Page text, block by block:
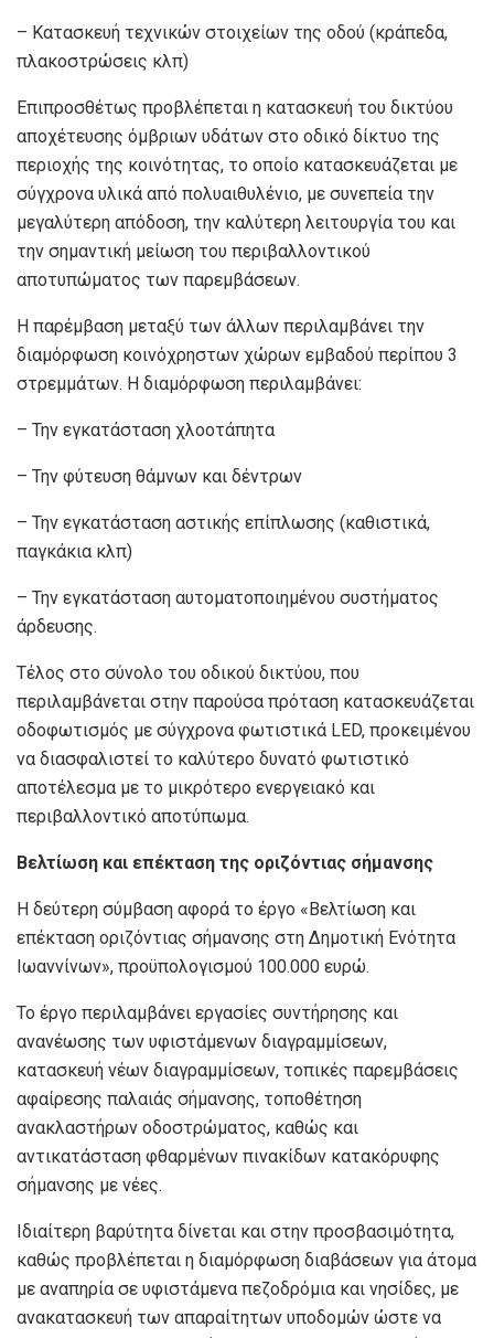
– Κατασκευή τεχνικών στοιχείων της οδού (κράπεδα,
πλακοστρώσεις κλπ)
Επιπροσθέτως προβλέπεται η κατασκευή του δικτύου
αποχέτευσης όμβριων υδάτων στο οδικό δίκτυο της
περιοχής της κοινότητας, το οποίο κατασκευάζεται με
σύγχρονα υλικά από πολυαιθυλένιο, με συνεπεία την
μεγαλύτερη απόδοση, την καλύτερη λειτουργία του και
την σημαντική μείωση του περιβαλλοντικού
αποτυπώματος των παρεμβάσεων.
Η παρέμβαση μεταξύ των άλλων περιλαμβάνει την
διαμόρφωση κοινόχρηστων χώρων εμβαδού περίπου 3
στρεμμάτων. Η διαμόρφωση περιλαμβάνει:
– Την εγκατάσταση χλοοτάπητα
– Την φύτευση θάμνων και δέντρων
– Την εγκατάσταση αστικής επίπλωσης (καθιστικά,
παγκάκια κλπ)
– Την εγκατάσταση αυτοματοποιημένου συστήματος
άρδευσης.
Τέλος στο σύνολο του οδικού δικτύου, που
περιλαμβάνεται στην παρούσα πρόταση κατασκευάζεται
οδοφωτισμός με σύγχρονα φωτιστικά LΕD, προκειμένου
να διασφαλιστεί το καλύτερο δυνατό φωτιστικό
αποτέλεσμα με το μικρότερο ενεργειακό και
περιβαλλοντικό αποτύπωμα.
Βελτίωση και επέκταση της οριζόντιας σήμανσης
Η δεύτερη σύμβαση αφορά το έργο «Βελτίωση και
επέκταση οριζόντιας σήμανσης στη Δημοτική Ενότητα
Ιωαννίνων», προϋπολογισμού 100.000 ευρώ.
Το έργο περιλαμβάνει εργασίες συντήρησης και
ανανέωσης των υφιστάμενων διαγραμμίσεων,
κατασκευή νέων διαγραμμίσεων, τοπικές παρεμβάσεις
αφαίρεσης παλαιάς σήμανσης, τοποθέτηση
ανακλαστήρων οδοστρώματος, καθώς και
αντικατάσταση φθαρμένων πινακίδων κατακόρυφης
σήμανσης με νέες.
Ιδιαίτερη βαρύτητα δίνεται και στην προσβασιμότητα,
καθώς προβλέπεται η διαμόρφωση διαβάσεων για άτομα
με αναπηρία σε υφιστάμενα πεζοδρόμια και νησίδες, με
ανακατασκευή των απαραίτητων υποδομών ώστε να